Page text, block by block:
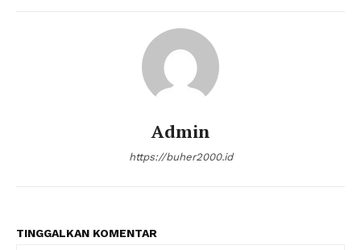
Admin
https://buher2000.id
TINGGALKAN KOMENTAR